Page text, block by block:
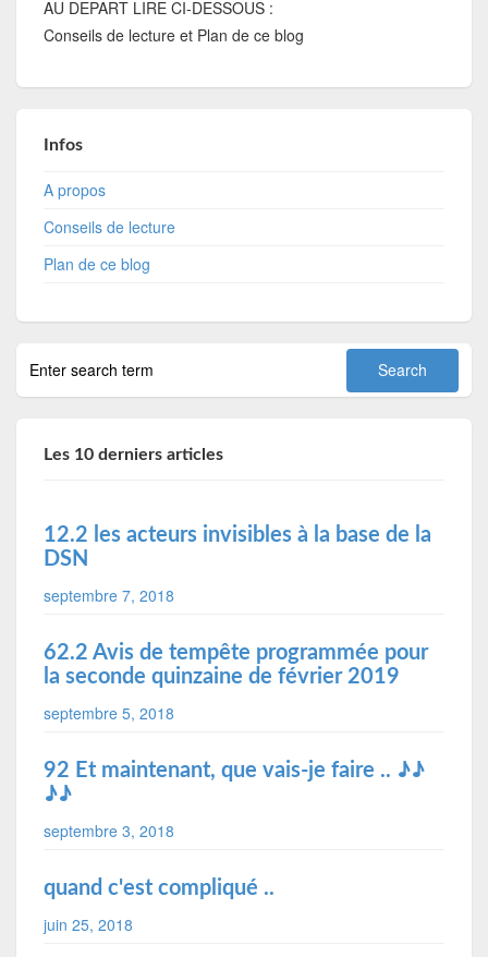
AU DEPART LIRE CI-DESSOUS :
Conseils de lecture et Plan de ce blog
Infos
A propos
Conseils de lecture
Plan de ce blog
Les 10 derniers articles
12.2 les acteurs invisibles à la base de la
DSN
septembre 7, 2018
62.2 Avis de tempête programmée pour
la seconde quinzaine de février 2019
septembre 5, 2018
92 Et maintenant, que vais-je faire .. ♪♪
♪♪
septembre 3, 2018
quand c'est compliqué ..
juin 25, 2018